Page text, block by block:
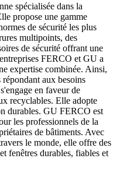
spécialisée dans la
propose une gamme
de sécurité les plus
multipoints, des
de sécurité offrant une
FERCO et GU a
expertise combinée. Ainsi,
aux besoins
en faveur de
recyclables. Elle adopte
durables. GU FERCO est
les professionnels de la
de bâtiments. Avec
le monde, elle offre des
fenêtres durables, fiables et